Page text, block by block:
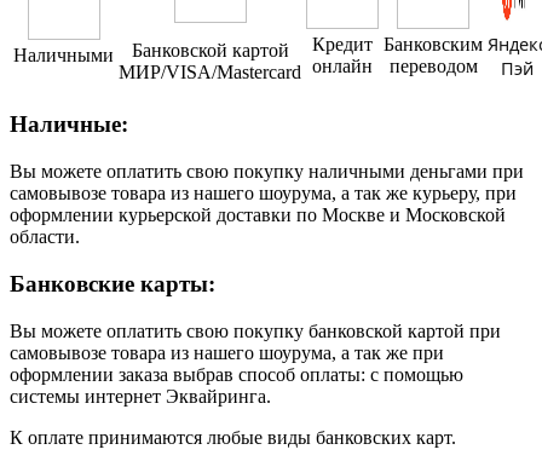
Наличными
Банковской картой
МИР/VISA/Mastercard
Кредит
онлайн
Банковским
переводом
Пэй
Наличные:
Вы можете оплатить свою покупку наличными деньгами при
самовывозе товара из нашего шоурума, а так же курьеру, при
оформлении курьерской доставки по Москве и Московской
области.
Банковские карты:
Вы можете оплатить свою покупку банковской картой при
самовывозе товара из нашего шоурума, а так же при
оформлении заказа выбрав способ оплаты: с помощью
системы интернет Эквайринга.
К оплате принимаются любые виды банковских карт.